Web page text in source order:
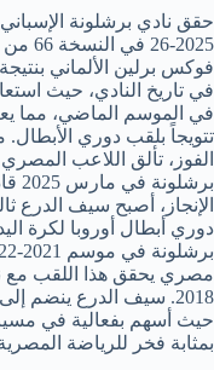
حقق نادي برشلونة
في تاريخ النادي، حيث
في الموسم الماضي، مما
تتويجاً بلقب دوري الأبطال.
الفوز، تألق اللاعب
الإنجاز، أصبح سيف الدرع
دوري أبطال أوروبا لكرة
2018. سيف الدرع ينضم
حيث أسهم بفعالية في
بمثابة فخر للرياضة